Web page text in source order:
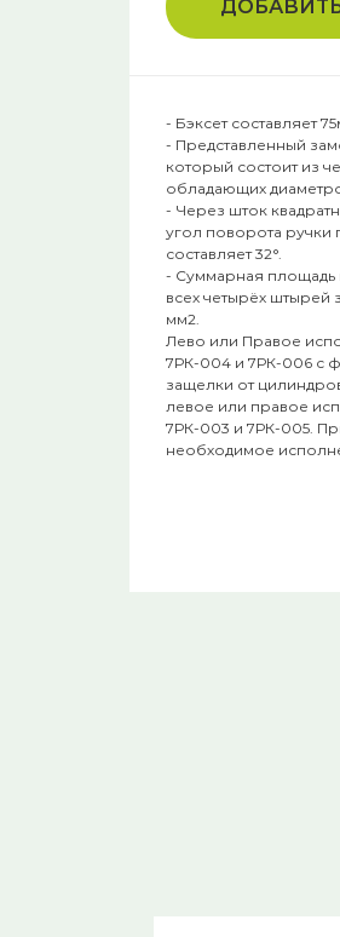
- Бэксет составляет
- Представленный
который состоит из
обладающих
- Через шток
угол поворота ручки
составляет 32°.
- Суммарная площадь
всех четырёх штырей
мм2.
Лево или Правое
7РК-004 и 7РК-006 с
защелки от
левое или правое
7РК-003 и 7РК-005.
необходимое